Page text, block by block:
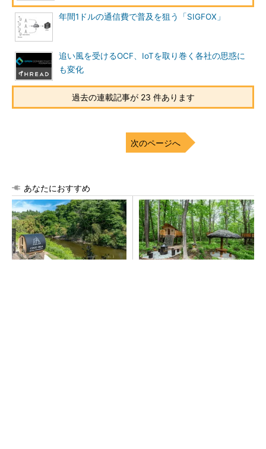
年間1ドルの通信費で普及を狙う「SIGFOX」
追い風を受けるOCF、IoTを取り巻く各社の思惑に
も変化
過去の連載記事が 23 件あります
次のページへ
あなたにおすすめ